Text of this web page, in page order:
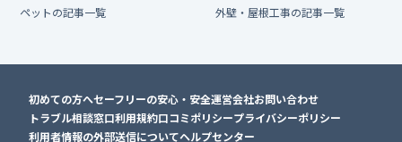
ペットの記事一覧 外壁・屋根工事の記事一覧
初めての方へセーフリーの安心・安全運営会社お問い合わせ
トラブル相談窓口利用規約口コミポリシープライバシーポリシー
利用者情報の外部送信についてヘルプセンター